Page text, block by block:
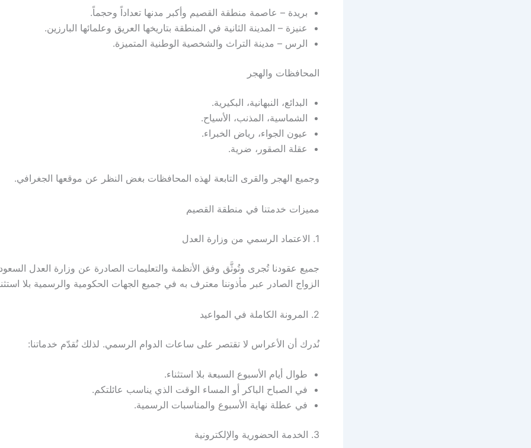
بريدة – عاصمة منطقة القصيم وأكبر مدنها تعداداً وحجماً.
عنيزة – المدينة الثانية في المنطقة بتاريخها العريق وعلمائها البارزين.
الرس – مدينة التراث والشخصية الوطنية المتميزة.
المحافظات والهجر
البدائع، النبهانية، البكيرية.
الشماسية، المذنب، الأسياح.
عيون الجواء، رياض الخبراء.
عقلة الصقور، ضرية.
وجميع الهجر والقرى التابعة لهذه المحافظات بغض النظر عن موقعها الجغرافي.
مميزات خدمتنا في منطقة القصيم
1. الاعتماد الرسمي من وزارة العدل
جميع عقودنا تُجرى وتُوثَّق وفق الأنظمة والتعليمات الصادرة عن وزارة العدل
الزواج الصادر عبر مأذوننا معترف به في جميع الجهات الحكومية والرسمية بلا
2. المرونة الكاملة في المواعيد
نُدرك أن الأعراس لا تقتصر على ساعات الدوام الرسمي. لذلك نُقدّم خدماتنا:
طوال أيام الأسبوع السبعة بلا استثناء.
في الصباح الباكر أو المساء الوقت الذي يناسب عائلتكم.
في عطلة نهاية الأسبوع والمناسبات الرسمية.
3. الخدمة الحضورية والإلكترونية